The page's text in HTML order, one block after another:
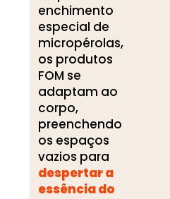
enchimento
especial de
micropérolas,
os produtos
FOM se
adaptam ao
corpo,
preenchendo
os espaços
vazios para
despertar a
essência do